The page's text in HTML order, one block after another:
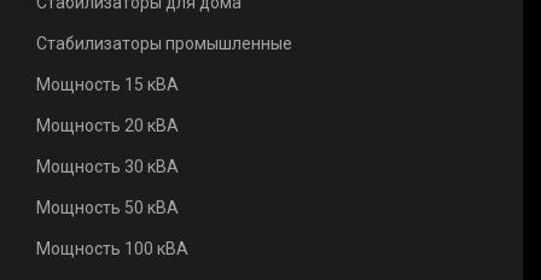
Стабилизаторы промышленные
Мощность 15 кВА
Мощность 20 кВА
Мощность 30 кВА
Мощность 50 кВА
Мощность 100 кВА